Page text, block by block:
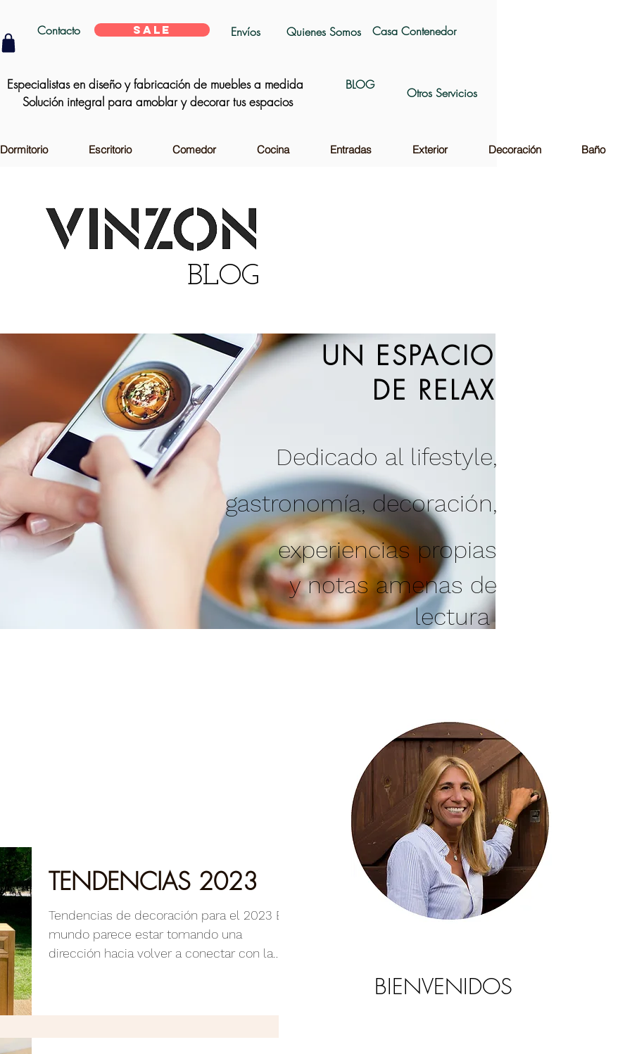
Contacto SALE Envíos Quienes Somos Casa Contenedor
Especialistas en diseño y fabricación de muebles a medida
Solución integral para amoblar y decorar tus espacios
BLOG
Otros Servicios
Dormitorio Escritorio Comedor Cocina Entradas Exterior Decoración Baño
BLOG
UN ESPACIO
DE RELAX
Dedicado al lifestyle,
gastronomía, decoración,
experiencias propias
y notas amenas de
lectura
TENDENCIAS 2023
Tendencias de decoración para el 2023 El
mundo parece estar tomando una
dirección hacia volver a conectar con la
BIENVENIDOS